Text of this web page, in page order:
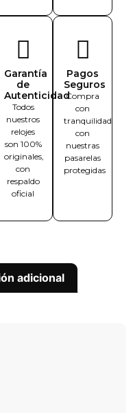
Garantía
de
Autenticidad
Todos
nuestros
relojes
son 100%
originales,
con
respaldo
oficial
Pagos
Seguros
Compra
con
tranquilidad
con
nuestras
pasarelas
protegidas
adicional